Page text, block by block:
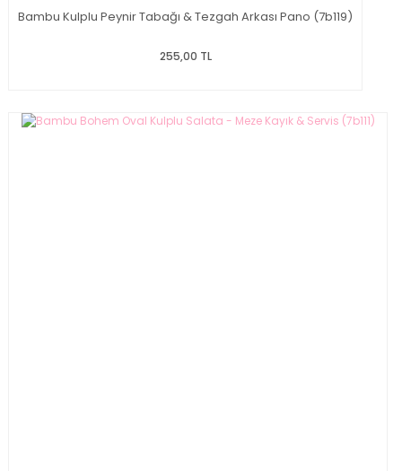
Bambu Kulplu Peynir Tabağı & Tezgah Arkası Pano (7b119)
255,00 TL